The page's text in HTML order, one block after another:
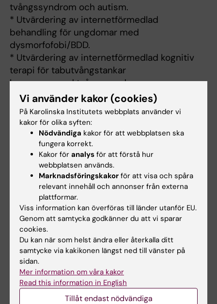
tvångssyndrom och autism.
* Utvärdering av internetförmedlad
behandling för ungdomar med
dysmorfofobi/BDD.
* Utvärdering av internetförmedlad kognitiv
terapi för tabutvångstankar
hos vuxna med tvångssyndrom.
Psykologexamen, 2012, Karolinska Institutet
Medicine Doktor, 2020, Institutionen för klinisk
neurovetenskap, Karolinska
Institutet
https://ki.se/cns/david-mataix-cols-
forskargrupp
Undervisning
Sedan mars 2025 är jag studierektor för
forskarskolan i klinisk psykiatri på Centrum för
psykiatriforskning.
Länkar:
Vi använder kakor (cookies)
På Karolinska Institutets webbplats använder vi
kakor för olika syften:
Nödvändiga kakor för att webbplatsen ska
fungera korrekt.
Kakor för analys för att förstå hur
webbplatsen används.
Marknadsföringskakor för att visa och spåra
relevant innehåll och annonser från externa
plattformar.
Viss information kan överföras till länder utanför EU.
Genom att samtycka godkänner du att vi sparar
cookies.
Du kan när som helst ändra eller återkalla ditt
samtycke via kakikonen längst ned till vänster på
sidan.
Mer information om våra kakor
Read this information in English
Tillåt endast nödvändiga